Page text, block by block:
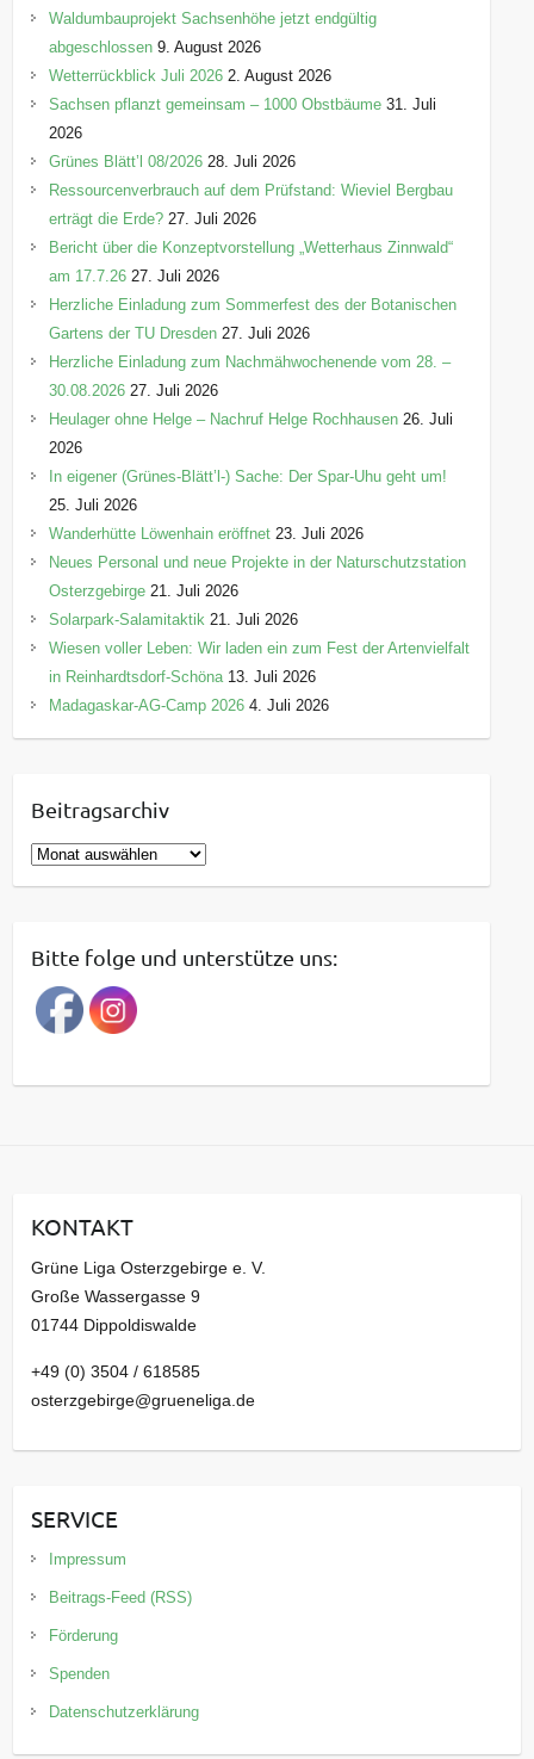
o
i
e
Waldumbauprojekt Sachsenhöhe jetzt endgültig
abgeschlossen 9. August 2026
Wetterrückblick Juli 2026 2. August 2026
Sachsen pflanzt gemeinsam – 1000 Obstbäume 31. Juli
2026
Grünes Blätt’l 08/2026 28. Juli 2026
Ressourcenverbrauch auf dem Prüfstand: Wieviel Bergbau
erträgt die Erde? 27. Juli 2026
Bericht über die Konzeptvorstellung „Wetterhaus Zinnwald“
am 17.7.26 27. Juli 2026
Herzliche Einladung zum Sommerfest des der Botanischen
Gartens der TU Dresden 27. Juli 2026
Herzliche Einladung zum Nachmähwochenende vom 28. –
30.08.2026 27. Juli 2026
Heulager ohne Helge – Nachruf Helge Rochhausen 26. Juli
2026
In eigener (Grünes-Blätt’l-) Sache: Der Spar-Uhu geht um!
25. Juli 2026
Wanderhütte Löwenhain eröffnet 23. Juli 2026
Neues Personal und neue Projekte in der Naturschutzstation
Osterzgebirge 21. Juli 2026
Solarpark-Salamitaktik 21. Juli 2026
Wiesen voller Leben: Wir laden ein zum Fest der Artenvielfalt
in Reinhardtsdorf-Schöna 13. Juli 2026
Madagaskar-AG-Camp 2026 4. Juli 2026
Beitragsarchiv
B
e
r
a
g
a
v
Bitte folge und unterstütze uns:
KONTAKT
Grüne Liga Osterzgebirge e. V.
Große Wassergasse 9
01744 Dippoldiswalde
+49 (0) 3504 / 618585
osterzgebirge@grueneliga.de
SERVICE
Impressum
Beitrags-Feed (RSS)
Förderung
Spenden
Datenschutzerklärung